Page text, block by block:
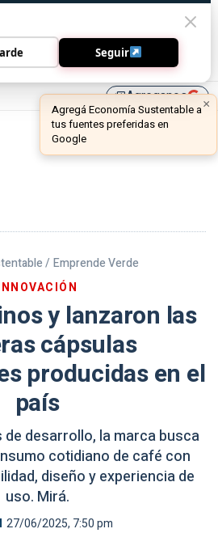
library_addAgreganos
/ Emprende Verde
y lanzaron las
cápsulas
producidas en el
país
desarrollo, la marca busca
cotidiano de café con
diseño y experiencia de
uso. Mirá.
27/06/2025, 7:50 pm
Seguir